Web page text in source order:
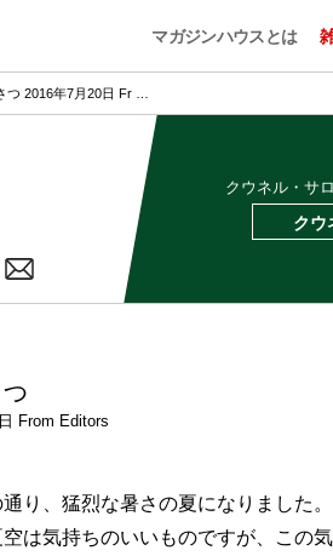
マガジンハウスとは
つ 2016年7月20日 Fr …
クウネル・サ
クウ
From Editors
り、猛烈な暑さの夏になりました
空は気持ちのいいものですが、この